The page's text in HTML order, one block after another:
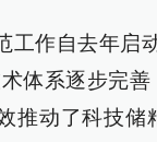
工作自去年启
体系逐步完
推动了科技储